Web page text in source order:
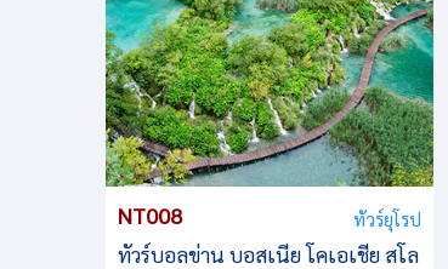
NT008 ทัวร์ยุโรป
ทัวร์บอลข่าน บอสเนีย โคเอเชีย สโล